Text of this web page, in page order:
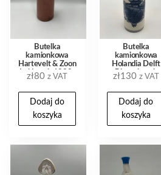
Butelka
kamionkowa
Hartevelt & Zoon
Leiden ok 1920-
1940
zł80 z VAT
Dodaj do
koszyka
Butelka
kamionkowa
Holandia Delft
Blue wiatrak
zł130 z VAT
Dodaj do
koszyka